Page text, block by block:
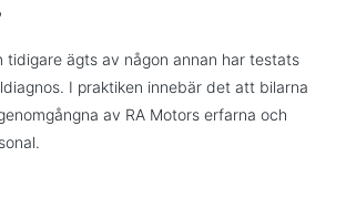
tidigare ägts av någon annan har testats
I praktiken innebär det att bilarna
av RA Motors erfarna och